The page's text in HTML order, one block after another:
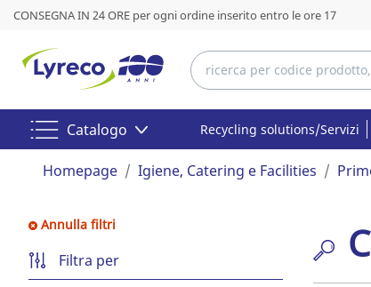
CONSEGNA IN 24 ORE per ogni ordine inserito entro le ore 17
Catalogo Recycling solutions/Servizi
Homepage Igiene, Catering e Facilities
Annulla filtri
Filtra per